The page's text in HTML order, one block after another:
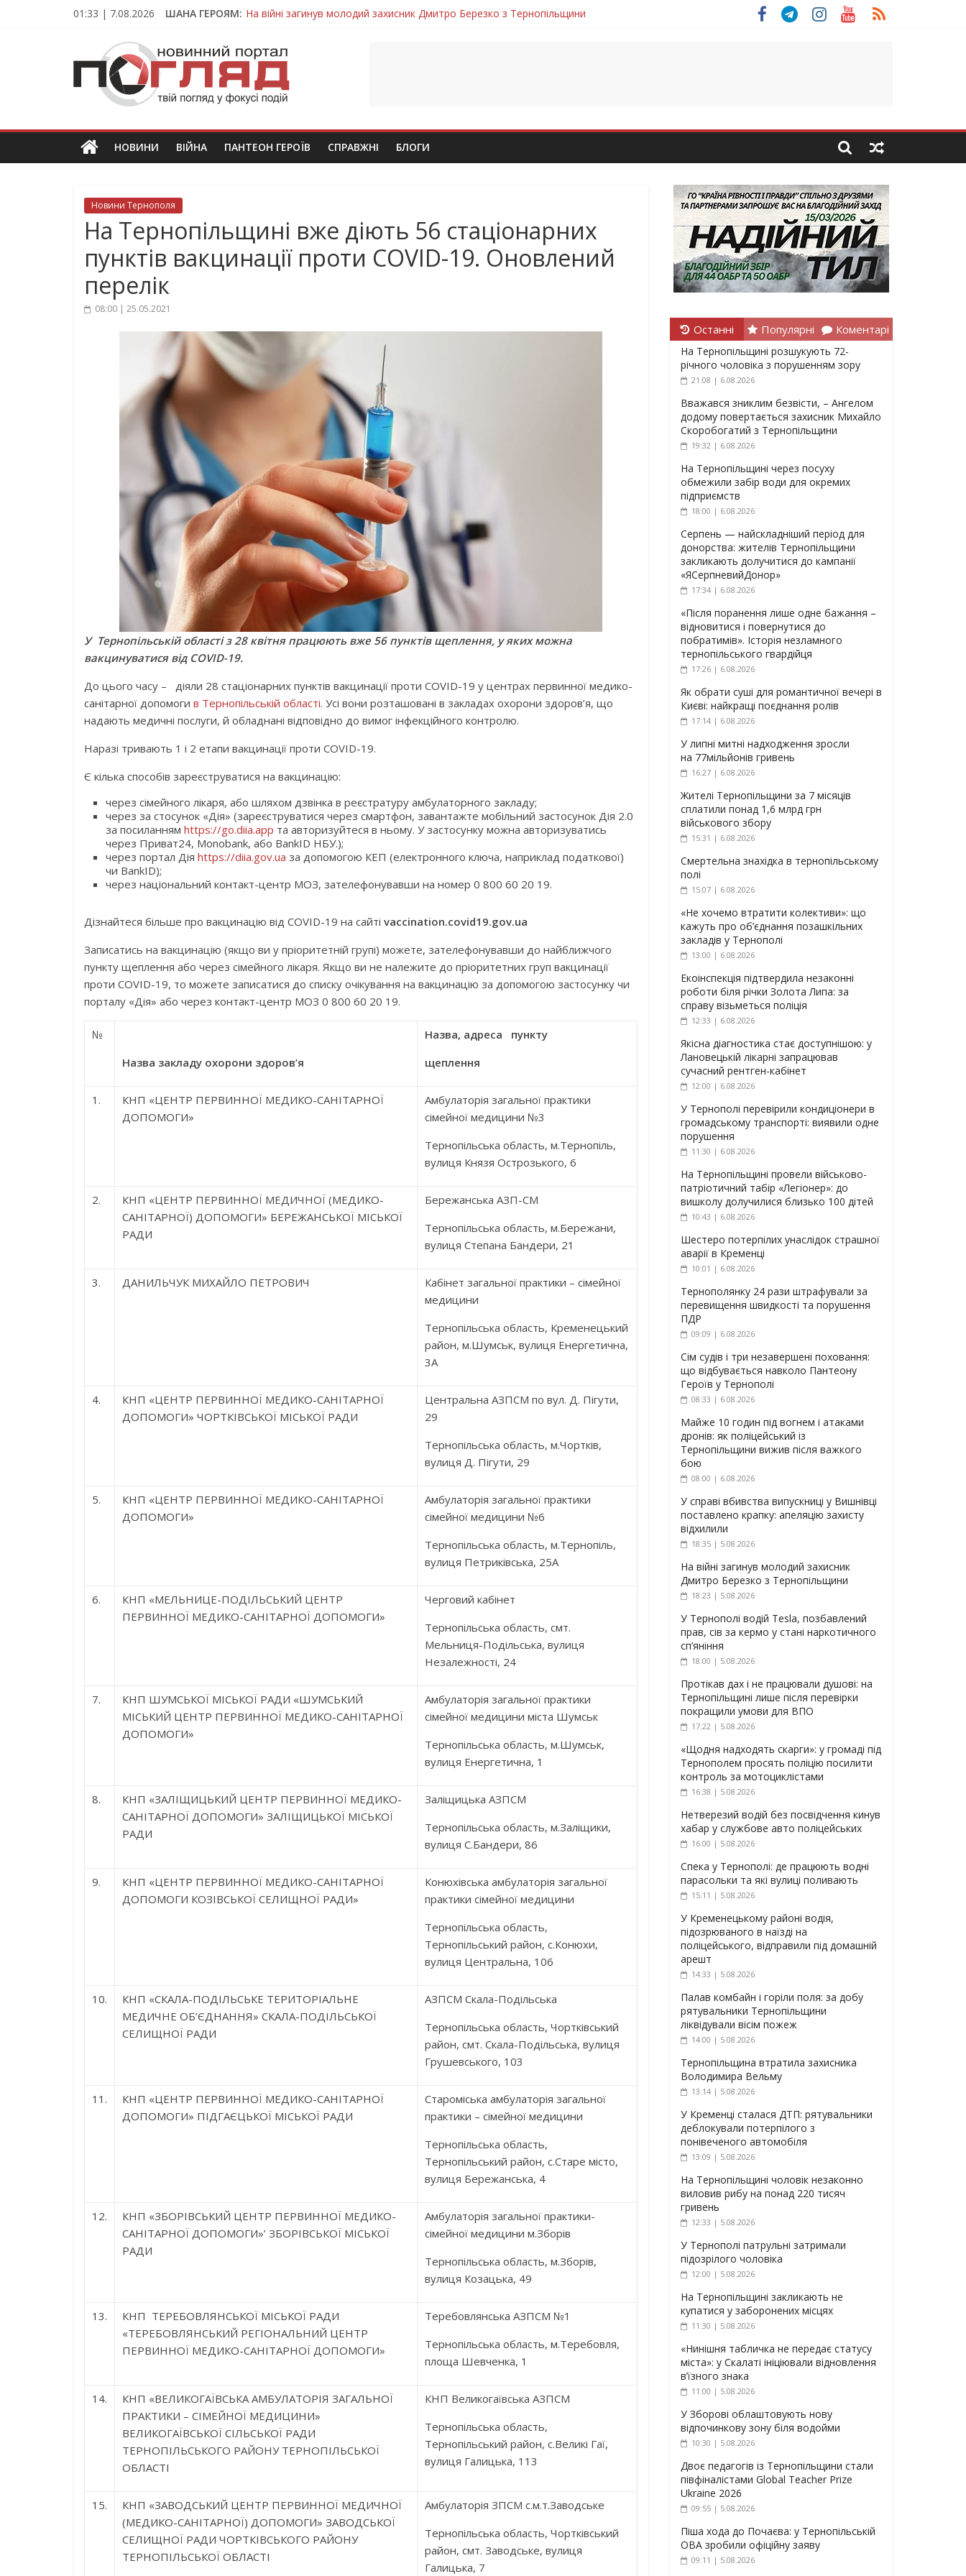
01:33 | 7.08.2026 ШАНА ГЕРОЯМ: На війні загинув молодий захисник Дмитро Березко з Тернопільщини
Захисник з Тернопільщини Петро Федів повертається до рідного дому «на щиті»
Тернопільщина в скорботі: на щиті повертається воїн Володимир Паламарчук
Вважався зниклим безвісти, – Ангелом додому повертається захисник Михайло Скоробогатий з Тернопільщини
ПОГЛЯД
Новини
Тернополя.
новини
та
НОВИНИ ВІЙНА ПАНТЕОН ГЕРОЇВ СПРАВЖНІ БЛОГИ
Новини Тернополя
На Тернопільщині вже діють 56 стаціонарних
пунктів вакцинації проти COVID-19. Оновлений
перелік
08:00 | 25.05.2021
У Тернопільській області з 28 квітня працюють вже 56 пунктів щеплення, у яких можна
вакцинуватися від COVID-19.
До цього часу – діяли 28 стаціонарних пунктів вакцинації проти COVID-19 у центрах первинної медико-
санітарної допомоги в Тернопільській області. Усі вони розташовані в закладах охорони здоров’я, що
надають медичні послуги, й обладнані відповідно до вимог інфекційного контролю.
Наразі тривають 1 і 2 етапи вакцинації проти COVID-19.
Є кілька способів зареєструватися на вакцинацію:
через сімейного лікаря, або шляхом дзвінка в реєстратуру амбулаторного закладу;
через за стосунок «Дія» (зареєструватися через смартфон, завантажте мобільний застосунок Дія 2.0
за посиланням https://go.diia.app та авторизуйтеся в ньому. У застосунку можна авторизуватись
через Приват24, Monobank, або BankID НБУ.);
через портал Дія https://diia.gov.ua за допомогою КЕП (електронного ключа, наприклад податкової)
чи BankID);
через національний контакт-центр МОЗ, зателефонувавши на номер 0 800 60 20 19.
Дізнайтеся більше про вакцинацію від COVID-19 на сайті vaccination.covid19.gov.ua
Записатись на вакцинацію (якщо ви у пріоритетній групі) можете, зателефонувавши до найближчого
пункту щеплення або через сімейного лікаря. Якщо ви не належите до пріоритетних груп вакцинації
проти COVID-19, то можете записатися до списку очікування на вакцинацію за допомогою застосунку чи
порталу «Дія» або через контакт-центр МОЗ 0 800 60 20 19.
№
Назва закладу охорони здоров’я
Назва, адреса пункту
щеплення
1.
КНП «ЦЕНТР ПЕРВИННОЇ МЕДИКО-САНІТАРНОЇ
ДОПОМОГИ»
Амбулаторія загальної практики
сімейної медицини №3
Тернопільська область, м.Тернопіль,
вулиця Князя Острозького, 6
2.
КНП «ЦЕНТР ПЕРВИННОЇ МЕДИЧНОЇ (МЕДИКО-
САНІТАРНОЇ) ДОПОМОГИ» БЕРЕЖАНСЬКОЇ МІСЬКОЇ
РАДИ
Бережанська АЗП-СМ
Тернопільська область, м.Бережани,
вулиця Степана Бандери, 21
3. ДАНИЛЬЧУК МИХАЙЛО ПЕТРОВИЧ
Кабінет загальної практики – сімейної
медицини
Тернопільська область, Кременецький
район, м.Шумськ, вулиця Енергетична,
3А
4.
КНП «ЦЕНТР ПЕРВИННОЇ МЕДИКО-САНІТАРНОЇ
ДОПОМОГИ» ЧОРТКІВСЬКОЇ МІСЬКОЇ РАДИ
Центральна АЗПСМ по вул. Д. Пігути,
29
Тернопільська область, м.Чортків,
вулиця Д. Пігути, 29
5.
КНП «ЦЕНТР ПЕРВИННОЇ МЕДИКО-САНІТАРНОЇ
ДОПОМОГИ»
Амбулаторія загальної практики
сімейної медицини №6
Тернопільська область, м.Тернопіль,
вулиця Петриківська, 25А
6.
КНП «МЕЛЬНИЦЕ-ПОДІЛЬСЬКИЙ ЦЕНТР
ПЕРВИННОЇ МЕДИКО-САНІТАРНОЇ ДОПОМОГИ»
Черговий кабінет
Тернопільська область, смт.
Мельниця-Подільська, вулиця
Незалежності, 24
7.
КНП ШУМСЬКОЇ МІСЬКОЇ РАДИ «ШУМСЬКИЙ
МІСЬКИЙ ЦЕНТР ПЕРВИННОЇ МЕДИКО-САНІТАРНОЇ
ДОПОМОГИ»
Амбулаторія загальної практики
сімейної медицини міста Шумськ
Тернопільська область, м.Шумськ,
вулиця Енергетична, 1
8.
КНП «ЗАЛІЩИЦЬКИЙ ЦЕНТР ПЕРВИННОЇ МЕДИКО-
САНІТАРНОЇ ДОПОМОГИ» ЗАЛІЩИЦЬКОЇ МІСЬКОЇ
РАДИ
Заліщицька АЗПСМ
Тернопільська область, м.Заліщики,
вулиця С.Бандери, 86
9.
КНП «ЦЕНТР ПЕРВИННОЇ МЕДИКО-САНІТАРНОЇ
ДОПОМОГИ КОЗІВСЬКОЇ СЕЛИЩНОЇ РАДИ»
Конюхівська амбулаторія загальної
практики сімейної медицини
Тернопільська область,
Тернопільський район, с.Конюхи,
вулиця Центральна, 106
10.
КНП «СКАЛА-ПОДІЛЬСЬКЕ ТЕРИТОРІАЛЬНЕ
МЕДИЧНЕ ОБ’ЄДНАННЯ» СКАЛА-ПОДІЛЬСЬКОЇ
СЕЛИЩНОЇ РАДИ
АЗПСМ Скала-Подільська
Тернопільська область, Чортківський
район, смт. Скала-Подільська, вулиця
Грушевського, 103
11.
КНП «ЦЕНТР ПЕРВИННОЇ МЕДИКО-САНІТАРНОЇ
ДОПОМОГИ» ПІДГАЄЦЬКОЇ МІСЬКОЇ РАДИ
Староміська амбулаторія загальної
практики – сімейної медицини
Тернопільська область,
Тернопільський район, с.Старе місто,
вулиця Бережанська, 4
12.
КНП «ЗБОРІВСЬКИЙ ЦЕНТР ПЕРВИННОЇ МЕДИКО-
САНІТАРНОЇ ДОПОМОГИ»’ ЗБОРІВСЬКОЇ МІСЬКОЇ
РАДИ
Амбулаторія загальної практики-
сімейної медицини м.Зборів
Тернопільська область, м.Зборів,
вулиця Козацька, 49
13.
КНП ТЕРЕБОВЛЯНСЬКОЇ МІСЬКОЇ РАДИ
«ТЕРЕБОВЛЯНСЬКИЙ РЕГІОНАЛЬНИЙ ЦЕНТР
ПЕРВИННОЇ МЕДИКО-САНІТАРНОЇ ДОПОМОГИ»
Теребовлянська АЗПСМ №1
Тернопільська область, м.Теребовля,
площа Шевченка, 1
14.
КНП «ВЕЛИКОГАЇВСЬКА АМБУЛАТОРІЯ ЗАГАЛЬНОЇ
ПРАКТИКИ – СІМЕЙНОЇ МЕДИЦИНИ»
ВЕЛИКОГАЇВСЬКОЇ СІЛЬСЬКОЇ РАДИ
ТЕРНОПІЛЬСЬКОГО РАЙОНУ ТЕРНОПІЛЬСЬКОЇ
ОБЛАСТІ
КНП Великогаївська АЗПСМ
Тернопільська область,
Тернопільський район, с.Великі Гаї,
вулиця Галицька, 113
15.
КНП «ЗАВОДСЬКИЙ ЦЕНТР ПЕРВИННОЇ МЕДИЧНОЇ
(МЕДИКО-САНІТАРНОЇ) ДОПОМОГИ» ЗАВОДСЬКОЇ
СЕЛИЩНОЇ РАДИ ЧОРТКІВСЬКОГО РАЙОНУ
ТЕРНОПІЛЬСЬКОЇ ОБЛАСТІ
Амбулаторія ЗПСМ с.м.т.Заводське
Тернопільська область, Чортківський
район, смт. Заводське, вулиця
Галицька, 7
Останні Популярні Коментарі
На Тернопільщині розшукують 72-
річного чоловіка з порушенням зору
21:08 | 6.08.2026
Вважався зниклим безвісти, – Ангелом
додому повертається захисник Михайло
Скоробогатий з Тернопільщини
19:32 | 6.08.2026
На Тернопільщині через посуху
обмежили забір води для окремих
підприємств
18:00 | 6.08.2026
Серпень — найскладніший період для
донорства: жителів Тернопільщини
закликають долучитися до кампанії
«ЯСерпневийДонор»
17:34 | 6.08.2026
«Після поранення лише одне бажання –
відновитися і повернутися до
побратимів». Історія незламного
тернопільського гвардійця
17:26 | 6.08.2026
Як обрати суші для романтичної вечері в
Києві: найкращі поєднання ролів
17:14 | 6.08.2026
У липні митні надходження зросли
на 77мільйонів гривень
16:27 | 6.08.2026
Жителі Тернопільщини за 7 місяців
сплатили понад 1,6 млрд грн
військового збору
15:31 | 6.08.2026
Смертельна знахідка в тернопільському
полі
15:07 | 6.08.2026
«Не хочемо втратити колективи»: що
кажуть про об’єднання позашкільних
закладів у Тернополі
13:00 | 6.08.2026
Екоінспекція підтвердила незаконні
роботи біля річки Золота Липа: за
справу візьметься поліція
12:33 | 6.08.2026
Якісна діагностика стає доступнішою: у
Лановецькій лікарні запрацював
сучасний рентген-кабінет
12:00 | 6.08.2026
У Тернополі перевірили кондиціонери в
громадському транспорті: виявили одне
порушення
11:30 | 6.08.2026
На Тернопільщині провели військово-
патріотичний табір «Легіонер»: до
вишколу долучилися близько 100 дітей
10:43 | 6.08.2026
Шестеро потерпілих унаслідок страшної
аварії в Кременці
10:01 | 6.08.2026
Тернополянку 24 рази штрафували за
перевищення швидкості та порушення
ПДР
09:09 | 6.08.2026
Сім судів і три незавершені поховання:
що відбувається навколо Пантеону
Героїв у Тернополі
08:33 | 6.08.2026
Майже 10 годин під вогнем і атаками
дронів: як поліцейський із
Тернопільщини вижив після важкого
бою
08:00 | 6.08.2026
У справі вбивства випускниці у Вишнівці
поставлено крапку: апеляцію захисту
відхилили
18:35 | 5.08.2026
На війні загинув молодий захисник
Дмитро Березко з Тернопільщини
18:23 | 5.08.2026
У Тернополі водій Tesla, позбавлений
прав, сів за кермо у стані наркотичного
сп’яніння
18:00 | 5.08.2026
Протікав дах і не працювали душові: на
Тернопільщині лише після перевірки
покращили умови для ВПО
17:22 | 5.08.2026
«Щодня надходять скарги»: у громаді під
Тернополем просять поліцію посилити
контроль за мотоциклістами
16:38 | 5.08.2026
Нетверезий водій без посвідчення кинув
хабар у службове авто поліцейських
16:00 | 5.08.2026
Спека у Тернополі: де працюють водні
парасольки та які вулиці поливають
15:11 | 5.08.2026
У Кременецькому районі водія,
підозрюваного в наїзді на
поліцейського, відправили під домашній
арешт
14:33 | 5.08.2026
Палав комбайн і горіли поля: за добу
рятувальники Тернопільщини
ліквідували вісім пожеж
14:00 | 5.08.2026
Тернопільщина втратила захисника
Володимира Вельму
13:14 | 5.08.2026
У Кременці сталася ДТП: рятувальники
деблокували потерпілого з
понівеченого автомобіля
13:09 | 5.08.2026
На Тернопільщині чоловік незаконно
виловив рибу на понад 220 тисяч
гривень
12:33 | 5.08.2026
У Тернополі патрульні затримали
підозрілого чоловіка
12:00 | 5.08.2026
На Тернопільщині закликають не
купатися у заборонених місцях
11:30 | 5.08.2026
«Нинішня табличка не передає статусу
міста»: у Скалаті ініціювали відновлення
в’їзного знака
11:00 | 5.08.2026
У Зборові облаштовують нову
відпочинкову зону біля водойми
10:30 | 5.08.2026
Двоє педагогів із Тернопільщини стали
півфіналістами Global Teacher Prize
Ukraine 2026
09:55 | 5.08.2026
Піша хода до Почаєва: у Тернопільській
ОВА зробили офіційну заяву
09:11 | 5.08.2026